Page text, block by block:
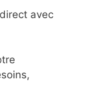
avec